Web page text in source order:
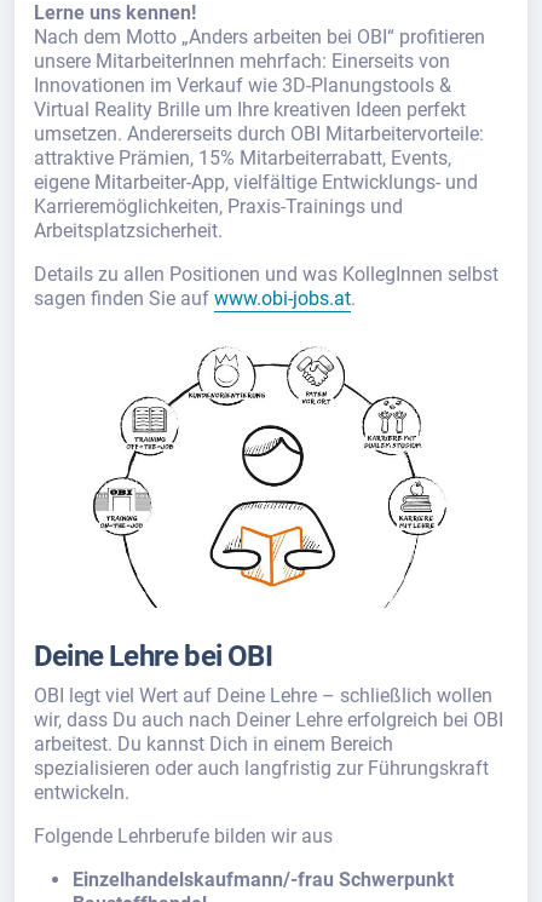
Lerne uns kennen!
Nach dem Motto „Anders arbeiten bei OBI“ profitieren
unsere MitarbeiterInnen mehrfach: Einerseits von
Innovationen im Verkauf wie 3D-Planungstools &
Virtual Reality Brille um Ihre kreativen Ideen perfekt
umsetzen. Andererseits durch OBI Mitarbeitervorteile:
attraktive Prämien, 15% Mitarbeiterrabatt, Events,
eigene Mitarbeiter-App, vielfältige Entwicklungs- und
Karrieremöglichkeiten, Praxis-Trainings und
Arbeitsplatzsicherheit.
Details zu allen Positionen und was KollegInnen selbst
sagen finden Sie auf www.obi-jobs.at.
Deine Lehre bei OBI
OBI legt viel Wert auf Deine Lehre – schließlich wollen
wir, dass Du auch nach Deiner Lehre erfolgreich bei OBI
arbeitest. Du kannst Dich in einem Bereich
spezialisieren oder auch langfristig zur Führungskraft
entwickeln.
Folgende Lehrberufe bilden wir aus
Einzelhandelskaufmann/-frau Schwerpunkt